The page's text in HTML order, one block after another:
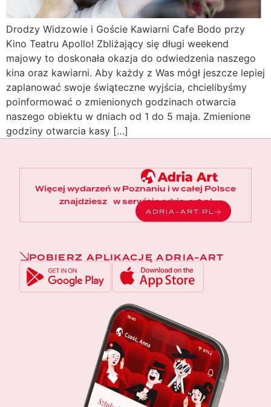
Drodzy Widzowie i Goście Kawiarni Cafe Bodo przy
Kino Teatru Apollo! Zbliżający się długi weekend
majowy to doskonała okazja do odwiedzenia naszego
kina oraz kawiarni. Aby każdy z Was mógł jeszcze lepiej
zaplanować swoje świąteczne wyjścia, chcielibyśmy
poinformować o zmienionych godzinach otwarcia
naszego obiektu w dniach od 1 do 5 maja. Zmienione
godziny otwarcia kasy […]
Więcej wydarzeń w Poznaniu i w całej Polsce
znajdziesz w serwisie adria-art.pl
ADRIA-ART.PL
POBIERZ APLIKACJĘ ADRIA-ART